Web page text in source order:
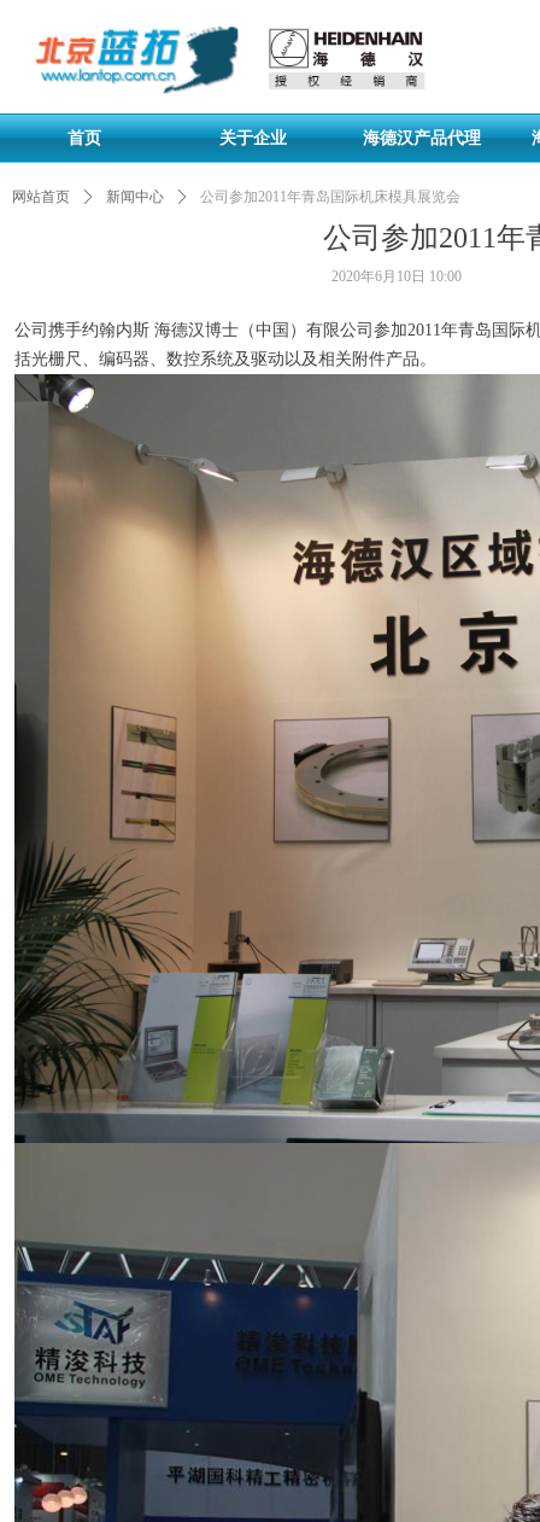
首页 关于企业 海德汉产品代理
公司参加2011年
网站首页 ꄲ 新闻中心 ꄲ 公司参加2011年青岛国际机床模具展览会
公司携手约翰内斯 海德汉博士（中国）有限公司参加2011年青岛国
括光栅尺、编码器、数控系统及驱动以及相关附件产品。
2020年6月10日 10:00